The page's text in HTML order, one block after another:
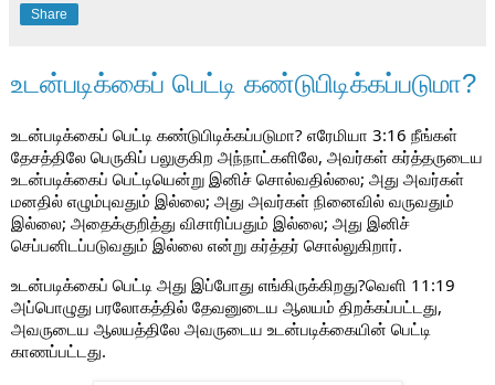
Share
உடன்படிக்கைப் பெட்டி கண்டுபிடிக்கப்படுமா?
உடன்படிக்கைப் பெட்டி கண்டுபிடிக்கப்படுமா? எரேமியா 3:16 நீங்கள்
தேசத்திலே பெருகிப் பலுகுகிற அந்நாட்களிலே, அவர்கள் கர்த்தருடைய
உடன்படிக்கைப் பெட்டியென்று இனிச் சொல்வதில்லை; அது அவர்கள்
மனதில் எழும்புவதும் இல்லை; அது அவர்கள் நினைவில் வருவதும்
இல்லை; அதைக்குறித்து விசாரிப்பதும் இல்லை; அது இனிச்
செப்பனிடப்படுவதும் இல்லை என்று கர்த்தர் சொல்லுகிறார்.
உடன்படிக்கைப் பெட்டி அது இப்போது எங்கிருக்கிறது?வெளி 11:19
அப்பொழுது பரலோகத்தில் தேவனுடைய ஆலயம் திறக்கப்பட்டது,
அவருடைய ஆலயத்திலே அவருடைய உடன்படிக்கையின் பெட்டி
காணப்பட்டது.